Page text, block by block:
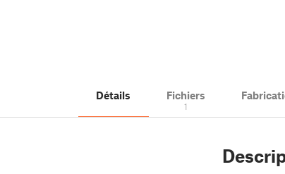
Détails Fichiers
1